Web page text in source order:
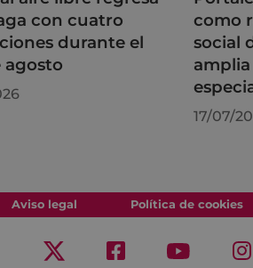
con cuatro
durante el
agosto
como
social
17/07/
Aviso legal Política de cookies